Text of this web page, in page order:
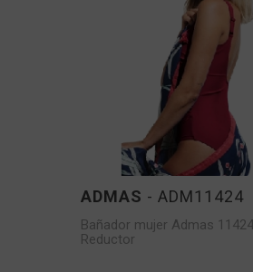
ADMAS - ADM11424
Bañador mujer Admas
Reductor